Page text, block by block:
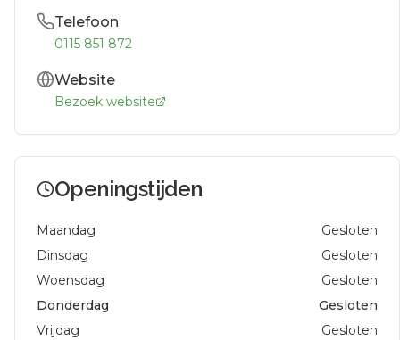
Telefoon
0115 851 872
Website
Bezoek website
Openingstijden
Maandag
Gesloten
Dinsdag
Gesloten
Woensdag
Gesloten
Donderdag
Gesloten
Vrijdag
Gesloten